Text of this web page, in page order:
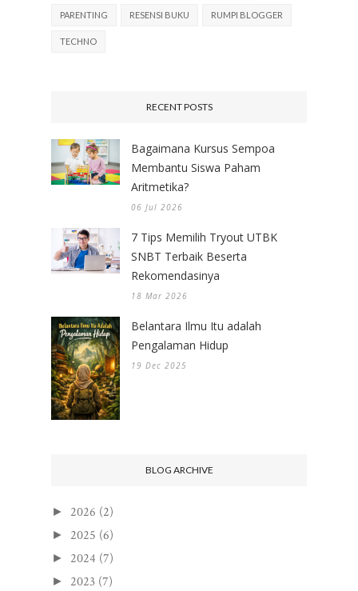
PARENTING RESENSI BUKU RUMPI BLOGGER
TECHNO
RECENT POSTS
Bagaimana Kursus Sempoa
Membantu Siswa Paham
Aritmetika?
06 Jul 2026
7 Tips Memilih Tryout UTBK
SNBT Terbaik Beserta
Rekomendasinya
18 Mar 2026
Belantara Ilmu Itu adalah
Pengalaman Hidup
19 Dec 2025
BLOG ARCHIVE
► 2026 (2)
► 2025 (6)
► 2024 (7)
► 2023 (7)